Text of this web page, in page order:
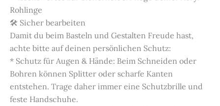
Rohlinge
🛠️ Sicher bearbeiten
Damit du beim Basteln und Gestalten Freude hast,
achte bitte auf deinen persönlichen Schutz:
* Schutz für Augen & Hände: Beim Schneiden oder
Bohren können Splitter oder scharfe Kanten
entstehen. Trage daher immer eine Schutzbrille und
feste Handschuhe.